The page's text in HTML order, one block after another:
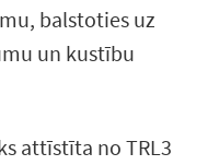
balstoties uz
un kustību
attīstīta no TRL3